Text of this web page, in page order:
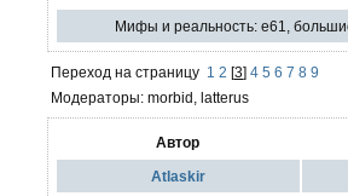
Мифы и реальность: e61,
Переход на страницу 1 2 [3] 4 5 6 7 8 9
Модераторы: morbid, latterus
Автор
Atlaskir